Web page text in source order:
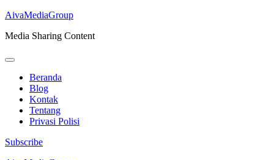
AivaMediaGroup
Media Sharing Content
Beranda
Blog
Kontak
Tentang
Privasi Polisi
Subscribe